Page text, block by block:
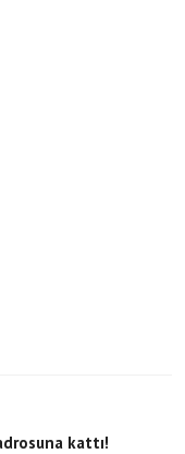
kattı!